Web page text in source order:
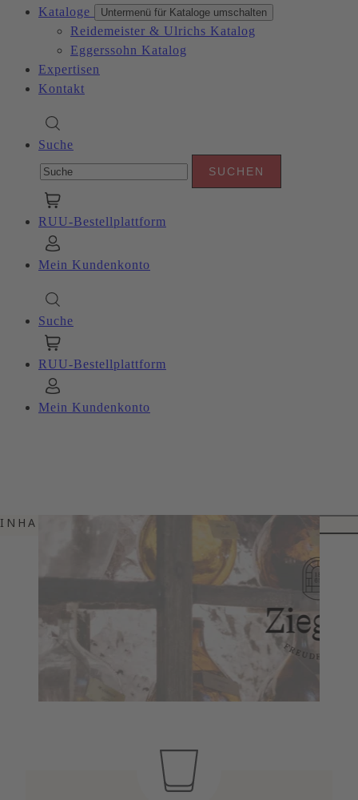
Kataloge
Untermenü für Kataloge umschalten
Reidemeister & Ulrichs Katalog
Eggerssohn Katalog
Expertisen
Kontakt
Suche
RUU-Bestellplattform
Mein Kundenkonto
Suche
RUU-Bestellplattform
Mein Kundenkonto
INHALTSVERZEICHNIS
QUALITÄT SEIT 1865